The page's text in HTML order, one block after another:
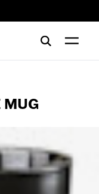
MUG